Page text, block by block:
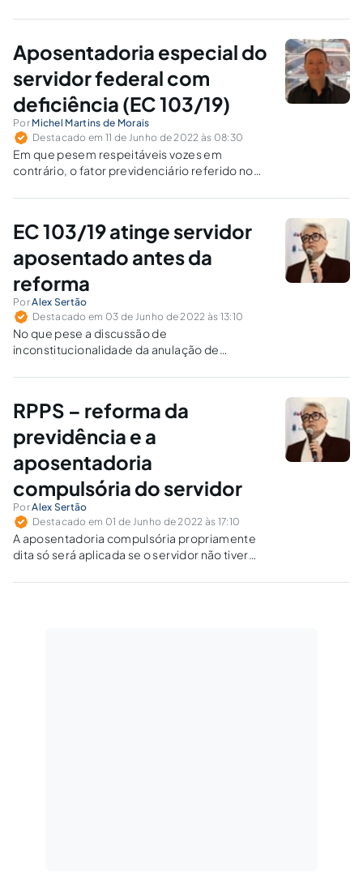
cálculo dos proventos?
Aposentadoria especial do
servidor federal com
deficiência (EC 103/19)
Por Michel Martins de Morais
Destacado em 11 de Junho de 2022 às 08:30
Em que pesem respeitáveis vozes em
contrário, o fator previdenciário referido no
EC 103/19 atinge servidor
aposentado antes da
reforma
PorAlex Sertão
Destacado em 03 de Junho de 2022 às 13:10
No que pese a discussão de
inconstitucionalidade da anulação de
recolhimento das contribuições devidas ao
reforma e pode atingir o servidor já
aposentado.
RPPS – reforma da
previdência e a
aposentadoria
compulsória do servidor
PorAlex Sertão
Destacado em 01 de Junho de 2022 às 17:10
A aposentadoria compulsória propriamente
dita só será aplicada se o servidor não tiver